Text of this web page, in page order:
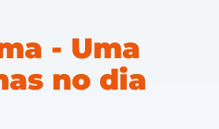
- Uma
no dia